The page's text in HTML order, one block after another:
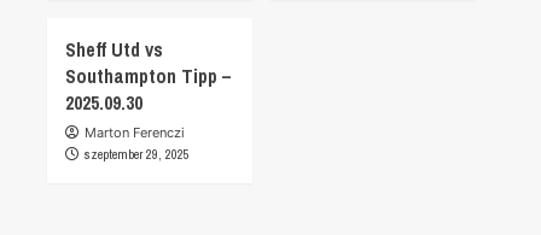
Sheff Utd vs
Southampton Tipp –
2025.09.30
Marton Ferenczi
szeptember 29, 2025